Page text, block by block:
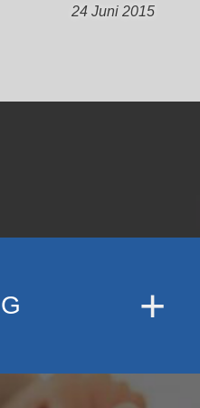
24 Juni 2015